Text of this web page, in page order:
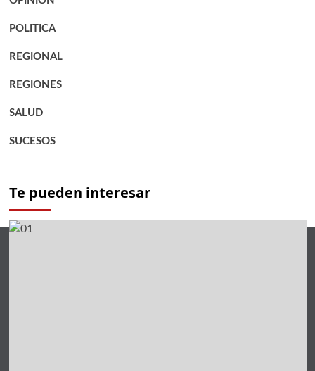
POLITICA
REGIONAL
REGIONES
SALUD
SUCESOS
Te pueden interesar